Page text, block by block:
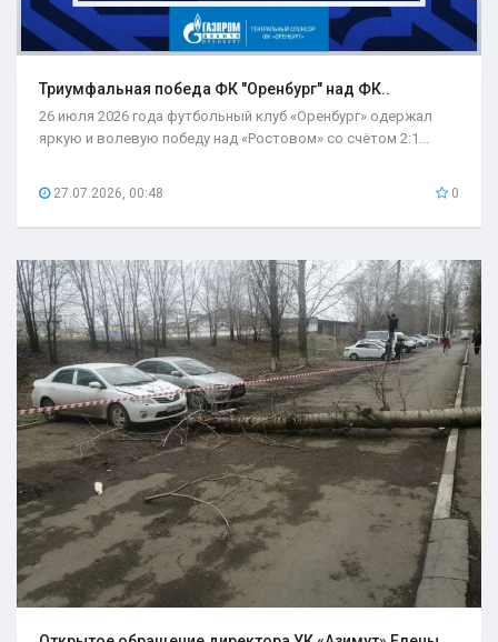
Триумфальная победа ФК "Оренбург" над ФК..
26 июля 2026 года футбольный клуб «Оренбург» одержал
яркую и волевую победу над «Ростовом» со счётом 2:1...
27.07.2026, 00:48 0